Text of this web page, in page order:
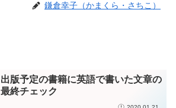
鎌倉幸子（かまくら・さちこ）
出版予定の書籍に英語で書いた文章の
最終チェック